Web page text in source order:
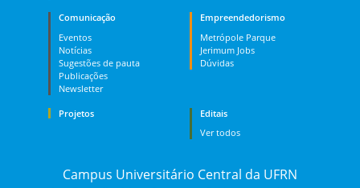
Comunicação
Eventos
Notícias
Sugestões de pauta
Publicações
Newsletter
Empreendedorismo
Metrópole Parque
Jerimum Jobs
Dúvidas
Projetos
Editais
Ver todos
Campus Universitário Central da UFRN